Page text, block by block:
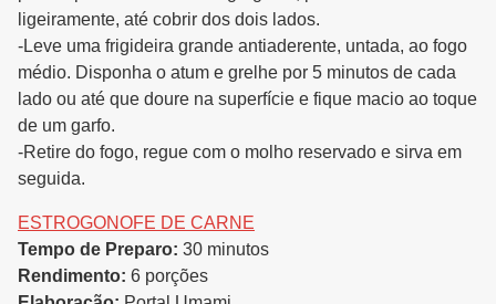
ligeiramente, até cobrir dos dois lados.
-Leve uma frigideira grande antiaderente, untada, ao fogo
médio. Disponha o atum e grelhe por 5 minutos de cada
lado ou até que doure na superfície e fique macio ao toque
de um garfo.
-Retire do fogo, regue com o molho reservado e sirva em
seguida.
ESTROGONOFE DE CARNE
Tempo de Preparo: 30 minutos
Rendimento: 6 porções